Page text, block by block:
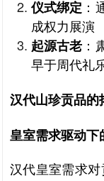
仪式绑定 ：
成权力展演
起源古老 ：
早于周代礼
汉代山珍贡品的
皇室需求驱动下
汉代皇室需求